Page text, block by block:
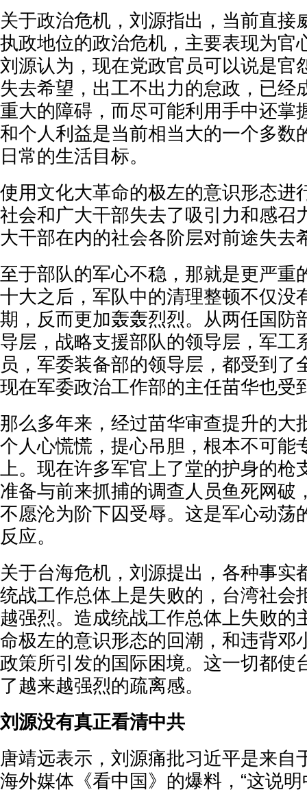
关于政治危机，刘源指出，当前直接
执政地位的政治危机，主要表现为官
刘源认为，现在党政官员可以说是官
失去希望，出工不出力的怠政，已经
重大的障碍，而尽可能利用手中还掌
和个人利益是当前相当大的一个多数
日常的生活目标。
使用文化大革命的极左的意识形态进
社会和广大干部失去了吸引力和感召
大干部在内的社会各阶层对前途失去
至于部队的军心不稳，那就是更严重
十大之后，军队中的清理整顿不仅没
期，反而更加轰轰烈烈。从两任国防
导层，战略支援部队的领导层，军工
员，军委装备部的领导层，都受到了
现在军委政治工作部的主任苗华也受
那么多年来，经过苗华审查提升的大
个人心慌慌，提心吊胆，根本不可能
上。现在许多军官上了堂的护身的枪
准备与前来抓捕的调查人员鱼死网破
不愿沦为阶下囚受辱。这是军心动荡
反应。
关于台海危机，刘源提出，各种事实
统战工作总体上是失败的，台湾社会
越强烈。造成统战工作总体上失败的
命极左的意识形态的回潮，和违背邓
政策所引发的国际困境。这一切都使
了越来越强烈的疏离感。
刘源没有真正看清中共
唐靖远表示，刘源痛批习近平是来自
海外媒体《看中国》的爆料，“这说